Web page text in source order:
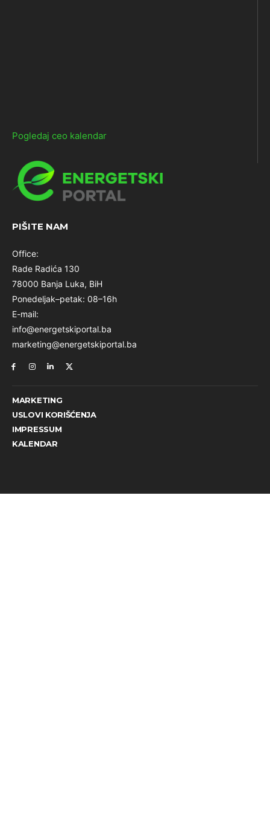
Pogledaj ceo kalendar
PIŠITE NAM
Office:
Rade Radića 130
78000 Banja Luka, BiH
Ponedeljak–petak: 08–16h
E-mail:
info@energetskiportal.ba
marketing@energetskiportal.ba
MARKETING
USLOVI KORIŠĆENJA
IMPRESSUM
KALENDAR